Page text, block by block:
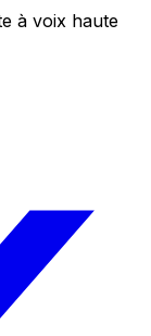
à voix haute